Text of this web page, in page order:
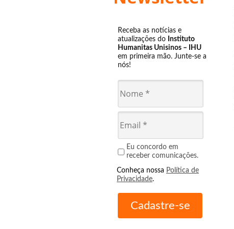
Receba as notícias e
atualizações do Instituto
Humanitas Unisinos – IHU
em primeira mão. Junte-se a
nós!
Eu concordo em
receber comunicações.
Conheça nossa Política de
Privacidade.